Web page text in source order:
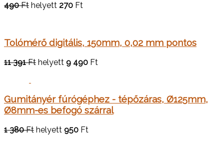
490 Ft helyett 270 Ft
Tolómérő digitális, 150mm, 0,02 mm pontos
11 391 Ft helyett 9 490 Ft
Gumitányér fúrógéphez - tépőzáras, Ø125mm,
Ø8mm-es befogó szárral
1 380 Ft helyett 950 Ft